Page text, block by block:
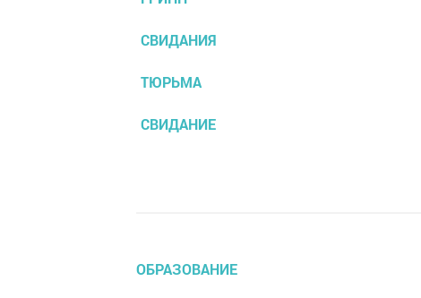
СВИДАНИЯ
ТЮРЬМА
СВИДАНИЕ
ОБРАЗОВАНИЕ